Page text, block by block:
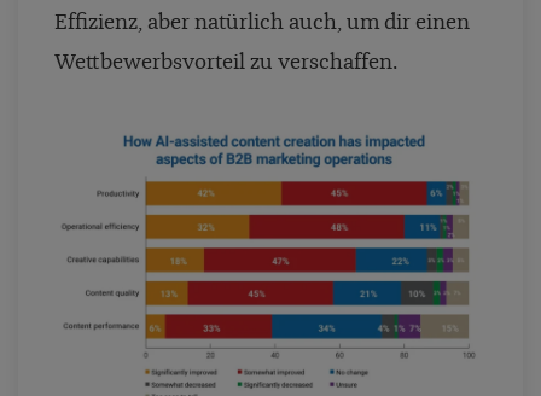
Effizienz, aber natürlich auch, um dir einen
Wettbewerbsvorteil zu verschaffen.